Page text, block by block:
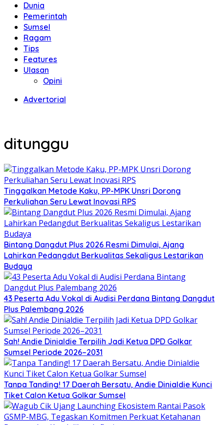
Dunia
Pemerintah
Sumsel
Ragam
Tips
Features
Ulasan
Opini
Advertorial
ditunggu
Tinggalkan Metode Kaku, PP-MPK Unsri Dorong
Perkuliahan Seru Lewat Inovasi RPS
Bintang Dangdut Plus 2026 Resmi Dimulai, Ajang
Lahirkan Pedangdut Berkualitas Sekaligus Lestarikan
Budaya
43 Peserta Adu Vokal di Audisi Perdana Bintang Dangdut
Plus Palembang 2026
Sah! Andie Dinialdie Terpilih Jadi Ketua DPD Golkar
Sumsel Periode 2026–2031
Tanpa Tanding! 17 Daerah Bersatu, Andie Dinialdie Kunci
Tiket Calon Ketua Golkar Sumsel